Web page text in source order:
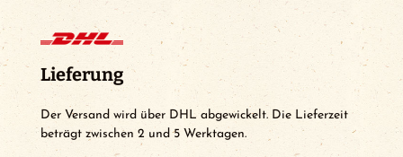
Lieferung
Der Versand wird über DHL abgewickelt. Die Lieferzeit
beträgt zwischen 2 und 5 Werktagen.